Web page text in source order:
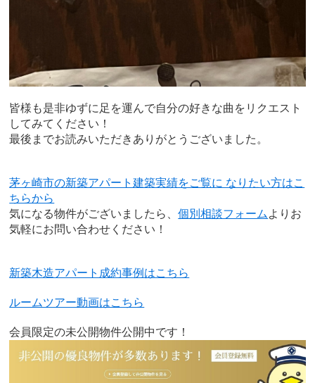
皆様も是非ゆずに足を運んで自分の好きな曲をリクエスト
してみてください！
最後までお読みいただきありがとうございました。
茅ヶ崎市の新築アパート建築実績をご覧に なりたい方はこ
ちらから
気になる物件がございましたら、個別相談フォームよりお
気軽にお問い合わせください！
新築木造アパート成約事例はこちら
ルームツアー動画はこちら
会員限定の未公開物件公開中です！